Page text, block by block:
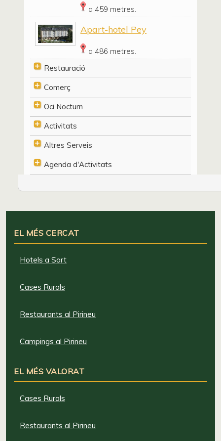
a 459 metres.
Apart-hotel Pey
a 486 metres.
Restauració
Comerç
Oci Nocturn
Activitats
Altres Serveis
Agenda d'Activitats
EL MÉS CERCAT
Hotels a Sort
Cases Rurals
Restaurants al Pirineu
Campings al Pirineu
EL MÉS VALORAT
Cases Rurals
Restaurants al Pirineu